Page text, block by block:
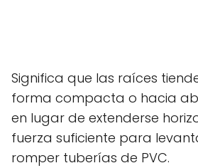
Significa que las raíces
forma compacta o hacia
en lugar de extenderse
fuerza suficiente para
romper tuberías de PVC.